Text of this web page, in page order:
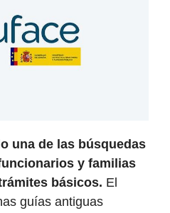
una de las búsquedas
y familias
básicos. El
guías antiguas